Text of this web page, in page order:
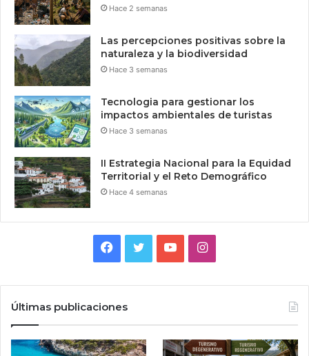
Hace 2 semanas
Las percepciones positivas sobre la
naturaleza y la biodiversidad
Hace 3 semanas
Tecnologia para gestionar los
impactos ambientales de turistas
Hace 3 semanas
II Estrategia Nacional para la Equidad
Territorial y el Reto Demográfico
Hace 4 semanas
Facebook
TwitterYouTubeInstagram
Últimas publicaciones